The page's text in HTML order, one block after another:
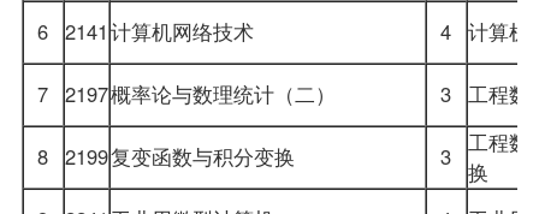
6 2141 计算机网络技术 4 计算机
7 2197概率论与数理统计（二） 3 工程数
8 2199复变函数与积分变换 3
工程数
换